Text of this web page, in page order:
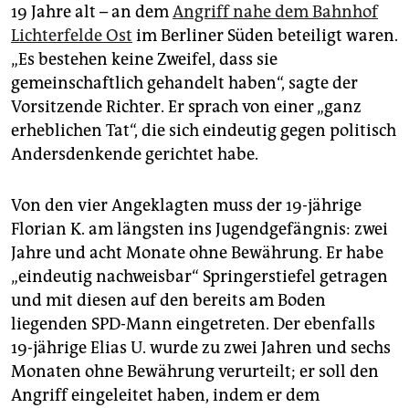
19 Jahre alt – an demAngriff nahe dem Bahnhof
Lichterfelde Ost im Berliner Süden beteiligt waren.
„Es bestehen keine Zweifel, dass sie
gemeinschaftlich gehandelt haben“, sagte der
Vorsitzende Richter. Er sprach von einer „ganz
erheblichen Tat“, die sich eindeutig gegen politisch
Andersdenkende gerichtet habe.
Von den vier Angeklagten muss der 19-jährige
Florian K. am längsten ins Jugendgefängnis: zwei
Jahre und acht Monate ohne Bewährung. Er habe
„eindeutig nachweisbar“ Springerstiefel getragen
und mit diesen auf den bereits am Boden
liegenden SPD-Mann eingetreten. Der ebenfalls
19-jährige Elias U. wurde zu zwei Jahren und sechs
Monaten ohne Bewährung verurteilt; er soll den
Angriff eingeleitet haben, indem er dem